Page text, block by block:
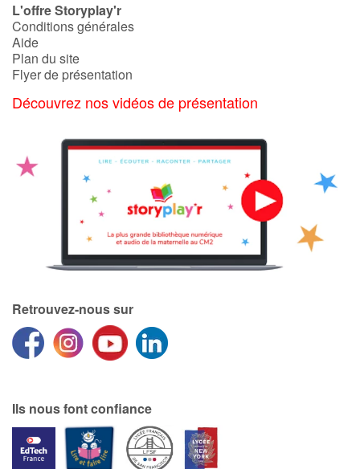
Médiathèques
Vidéos & Tutoriaux
Actualités
Par thématique
Rencontres et témoignages
Autour de la lecture
Apprendre à lire
Livre audio
Activités et ateliers
L'offre Storyplay'r
Conditions générales
Aide
Plan du site
Flyer de présentation
Découvrez nos vidéos de présentation
Retrouvez-nous sur
Ils nous font confiance